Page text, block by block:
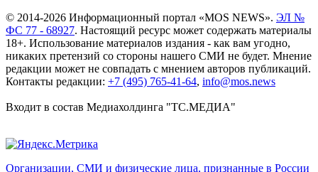
© 2014-2026 Информационный портал «MOS NEWS». ЭЛ №
ФС 77 - 68927. Настоящий ресурс может содержать материалы
18+. Использование материалов издания - как вам угодно,
никаких претензий со стороны нашего СМИ не будет. Мнение
редакции может не совпадать с мнением авторов публикаций.
Контакты редакции: +7 (495) 765-41-64, info@mos.news
Входит в состав Медиахолдинга "ТС.МЕДИА"
Организации, СМИ и физические лица, признанные в России